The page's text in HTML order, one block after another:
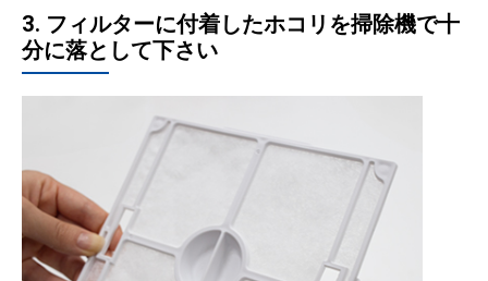
3. フィルターに付着したホコリを掃除機で十
分に落として下さい